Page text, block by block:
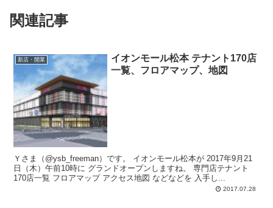
関連記事
新店・開業
イオンモール松本 テナント170店
一覧、フロアマップ、地図
Ｙさま（@ysb_freeman）です。 イオンモール松本が 2017年9月21
日（木）午前10時に グランドオープンしますね。 専門店テナント
170店一覧 フロアマップ アクセス地図 などなどを 入手し...
2017.07.28